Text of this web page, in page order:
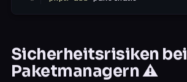
Sicherheitsrisiken bei
Paketmanagern ⚠️